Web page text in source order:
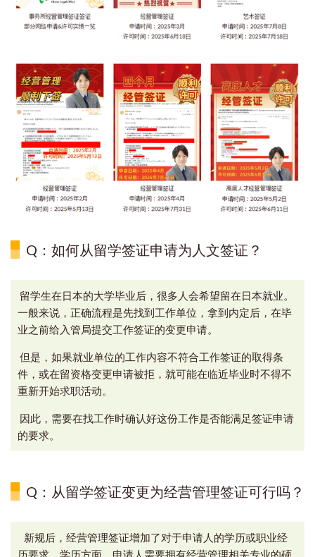
Q：如何从留学签证申请为人文签证？
留学生在日本的大学毕业后，很多人会希望留在日本就业。
一般来说，正确流程是先找到工作单位，拿到内定后，在毕
业之前给入管局提交工作签证的变更申请。
但是，如果就业单位的工作内容不符合工作签证的取得条
件，或在留资格变更申请被拒，就可能在临近毕业时不得不
重新开始求职活动。
因此，需要在找工作时确认好这份工作是否能满足签证申请
的要求。
Q：从留学签证变更为经营管理签证可行吗？
新规后，经营管理签证增加了对于申请人的学历或职业经
历要求。学历方面，申请人需要拥有经营管理相关专业的硕